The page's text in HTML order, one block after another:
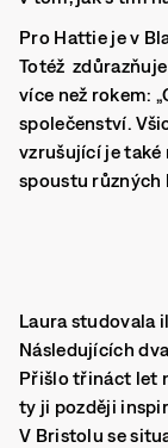
Pro Hattie je v
Totéž
více než rokem:
společenství.
vzrušující je také
spoustu různých
Laura studovala
Následujících
Přišlo třináct let
ty ji později
V Bristolu se